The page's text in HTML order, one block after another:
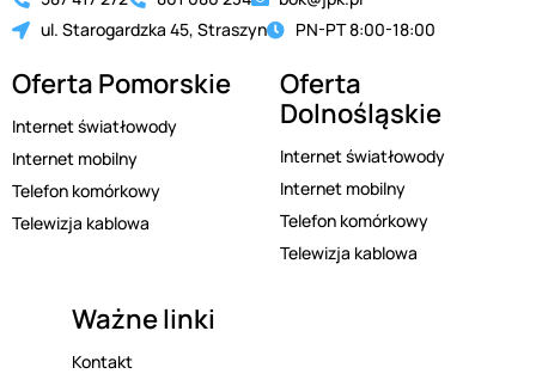
ul. Starogardzka 45, Straszyn
PN-PT 8:00-18:00
Oferta Pomorskie
Internet światłowody
Internet mobilny
Telefon komórkowy
Telewizja kablowa
Oferta
Dolnośląskie
Internet światłowody
Internet mobilny
Telefon komórkowy
Telewizja kablowa
Ważne linki
Kontakt